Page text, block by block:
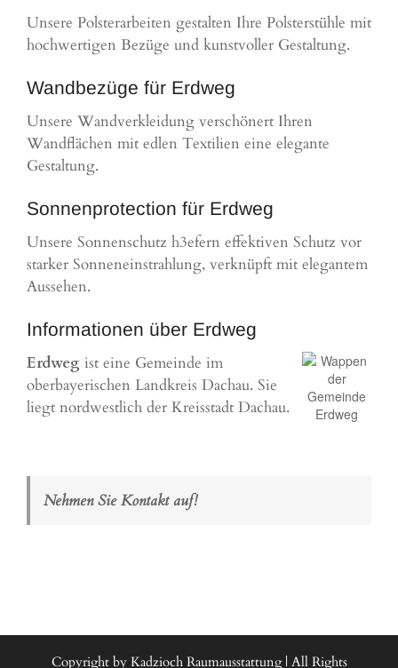
Unsere Polsterarbeiten gestalten Ihre Polsterstühle mit
hochwertigen Bezüge und kunstvoller Gestaltung.
Wandbezüge für Erdweg
Unsere Wandverkleidung verschönert Ihren
Wandflächen mit edlen Textilien eine elegante
Gestaltung.
Sonnenprotection für Erdweg
Unsere Sonnenschutz h3efern effektiven Schutz vor
starker Sonneneinstrahlung, verknüpft mit elegantem
Aussehen.
Informationen über Erdweg
Erdweg ist eine Gemeinde im
oberbayerischen Landkreis Dachau. Sie
liegt nordwestlich der Kreisstadt Dachau.
Nehmen Sie Kontakt auf!
Copyright by Kadzioch Raumausstattung | All Rights